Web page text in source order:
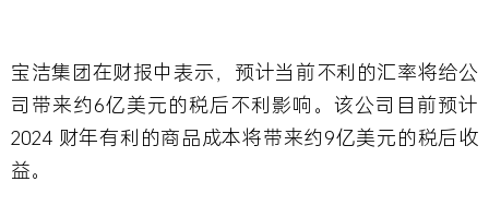
宝洁集团在财报中表示，预计当前不利的汇率将给公
司带来约6亿美元的税后不利影响。该公司目前预计
2024 财年有利的商品成本将带来约9亿美元的税后收
益。